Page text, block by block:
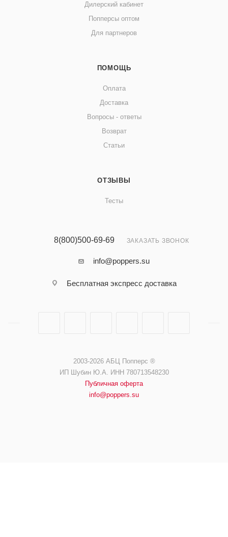
Дилерский кабинет
Попперсы оптом
Для партнеров
ПОМОЩЬ
Оплата
Доставка
Вопросы - ответы
Возврат
Статьи
ОТЗЫВЫ
Тесты
8(800)500-69-69 ЗАКАЗАТЬ ЗВОНОК
info@poppers.su
Бесплатная экспресс доставка
2003-2026 АБЦ Попперс ®️️
ИП Шубин Ю.А. ИНН 780713548230
Публичная оферта
info@poppers.su